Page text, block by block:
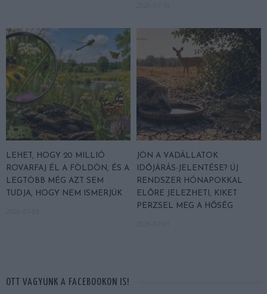
LEHET, HOGY 20 MILLIÓ
ROVARFAJ ÉL A FÖLDÖN, ÉS A
LEGTÖBB MÉG AZT SEM
TUDJA, HOGY NEM ISMERJÜK
JÖN A VADÁLLATOK
IDŐJÁRÁS-JELENTÉSE? ÚJ
RENDSZER HÓNAPOKKAL
ELŐRE JELEZHETI, KIKET
PERZSEL MEG A HŐSÉG
OTT VAGYUNK A FACEBOOKON IS!